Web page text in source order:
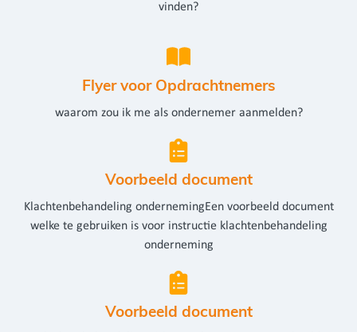
vinden?
Flyer voor Opdrachtnemers
waarom zou ik me als ondernemer aanmelden?
Voorbeeld document
Klachtenbehandeling ondernemingEen voorbeeld document
welke te gebruiken is voor instructie klachtenbehandeling
onderneming
Voorbeeld document